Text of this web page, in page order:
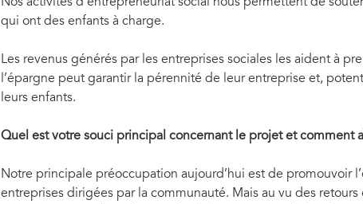
qui ont des enfants à charge.
Les revenus générés par les entreprises sociales les aident à
l’épargne peut garantir la pérennité de leur entreprise et,
leurs enfants.
Quel est votre souci principal concernant le projet et comment
Notre principale préoccupation aujourd’hui est de promouvoir
entreprises dirigées par la communauté. Mais au vu des